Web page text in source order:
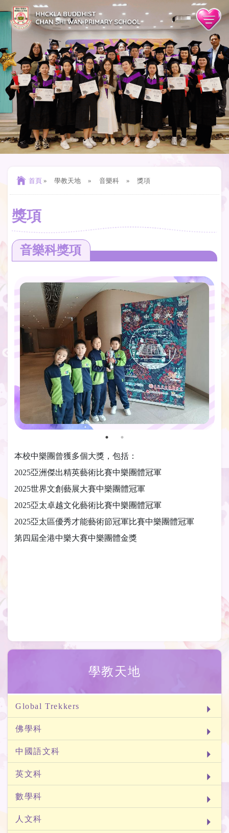
學教天地
Global Trekkers
佛學科
中國語文科
英文科
數學科
人文科
首頁 » 學教天地 » 音樂科 » 獎項
獎項
音樂科獎項
本校中樂團曾獲多個大獎，包括：
2025亞洲傑出精英藝術比賽中樂團體冠軍
2025世界文創藝展大賽中樂團體冠軍
2025亞太卓越文化藝術比賽中樂團體冠軍
2025亞太區優秀才能藝術節冠軍比賽中樂團體冠軍
第四屆全港中樂大賽中樂團體金獎